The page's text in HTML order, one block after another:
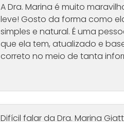
A Dra. Marina é muito
leve! Gosto da forma como
simples e natural. É uma
que ela tem, atualizado e
correto no meio de tanta
Difícil falar da Dra. Marina